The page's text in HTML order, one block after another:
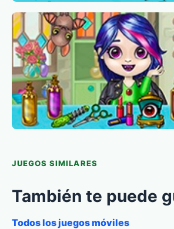
JUEGOS SIMILARES
También te puede
Todos los juegos móviles